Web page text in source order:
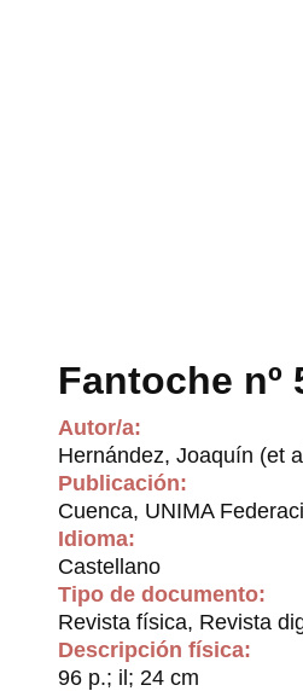
Fantoche nº
Autor/a:
Hernández, Joaquín (et
Publicación:
Cuenca, UNIMA
Idioma:
Castellano
Tipo de documento:
Revista física, Revista
Descripción física:
96 p.; il; 24 cm